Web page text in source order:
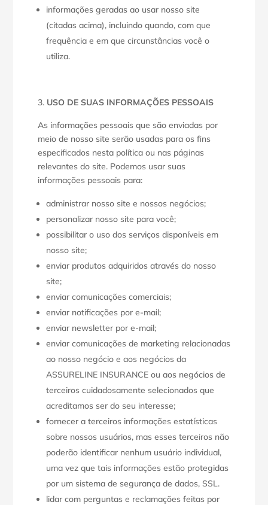
informações geradas ao usar nosso site
(citadas acima), incluindo quando, com que
frequência e em que circunstâncias você o
utiliza.
USO DE SUAS INFORMAÇÕES PESSOAIS
As informações pessoais que são enviadas por
meio de nosso site serão usadas para os fins
especificados nesta política ou nas páginas
relevantes do site. Podemos usar suas
informações pessoais para:
administrar nosso site e nossos negócios;
personalizar nosso site para você;
possibilitar o uso dos serviços disponíveis em
nosso site;
enviar produtos adquiridos através do nosso
site;
enviar comunicações comerciais;
enviar notificações por e-mail;
enviar newsletter por e-mail;
enviar comunicações de marketing relacionadas
ao nosso negócio e aos negócios da
ASSURELINE INSURANCE ou aos negócios de
terceiros cuidadosamente selecionados que
acreditamos ser do seu interesse;
fornecer a terceiros informações estatísticas
sobre nossos usuários, mas esses terceiros não
poderão identificar nenhum usuário individual,
uma vez que tais informações estão protegidas
por um sistema de segurança de dados, SSL.
lidar com perguntas e reclamações feitas por